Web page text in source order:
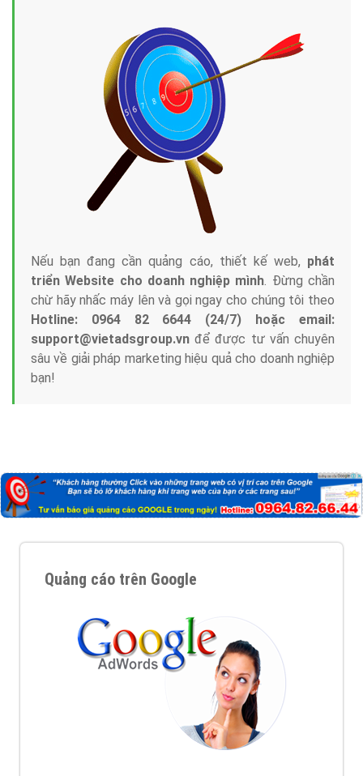
Nếu bạn đang cần quảng cáo, thiết kế web, phát
triển Website cho doanh nghiệp mình. Đừng chần
chừ hãy nhấc máy lên và gọi ngay cho chúng tôi theo
Hotline: 0964 82 6644 (24/7) hoặc email:
support@vietadsgroup.vn để được tư vấn chuyên
sâu về giải pháp marketing hiệu quả cho doanh nghiệp
bạn!
Quảng cáo trên Google